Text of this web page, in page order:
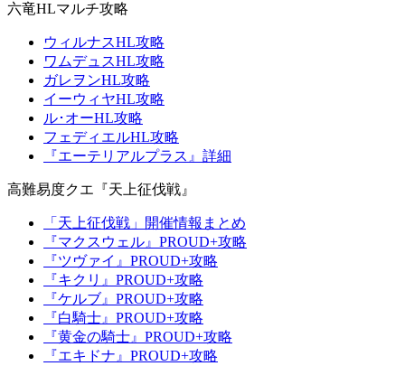
六竜HLマルチ攻略
ウィルナスHL攻略
ワムデュスHL攻略
ガレヲンHL攻略
イーウィヤHL攻略
ル･オーHL攻略
フェディエルHL攻略
『エーテリアルプラス』詳細
高難易度クエ『天上征伐戦』
「天上征伐戦」開催情報まとめ
『マクスウェル』PROUD+攻略
『ツヴァイ』PROUD+攻略
『キクリ』PROUD+攻略
『ケルブ』PROUD+攻略
『白騎士』PROUD+攻略
『黄金の騎士』PROUD+攻略
『エキドナ』PROUD+攻略